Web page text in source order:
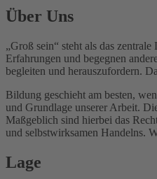
Über Uns
„Groß sein“ steht als das
Erfahrungen und begegnen
begleiten und herauszufordern.
Bildung geschieht am besten,
und Grundlage unserer Arbeit.
Maßgeblich sind hierbei das
und selbstwirksamen Handelns.
Lage